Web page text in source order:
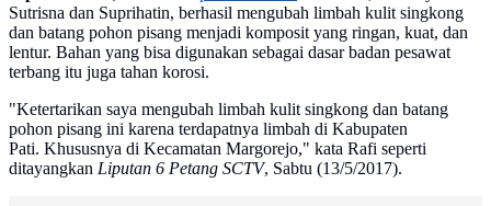
Sutrisna dan Suprihatin, berhasil mengubah limbah kulit singkong
dan batang pohon pisang menjadi komposit yang ringan, kuat, dan
lentur. Bahan yang bisa digunakan sebagai dasar badan pesawat
terbang itu juga tahan korosi.
"Ketertarikan saya mengubah limbah kulit singkong dan batang
pohon pisang ini karena terdapatnya limbah di Kabupaten
Pati. Khususnya di Kecamatan Margorejo," kata Rafi seperti
ditayangkan Liputan 6 Petang SCTV, Sabtu (13/5/2017).